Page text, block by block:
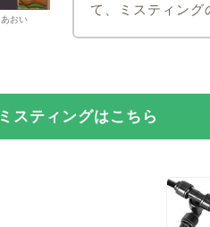
あおい
て、ミスティング
ミスティングはこちら